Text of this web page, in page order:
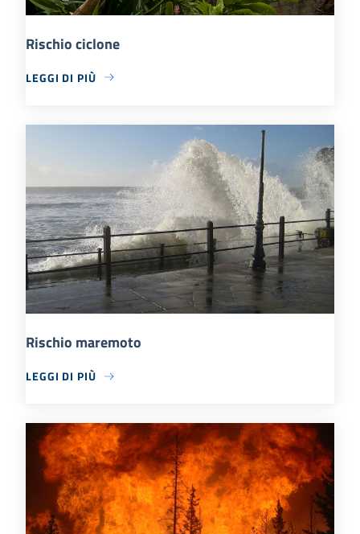
Rischio ciclone
LEGGI DI PIÙ
Rischio maremoto
LEGGI DI PIÙ